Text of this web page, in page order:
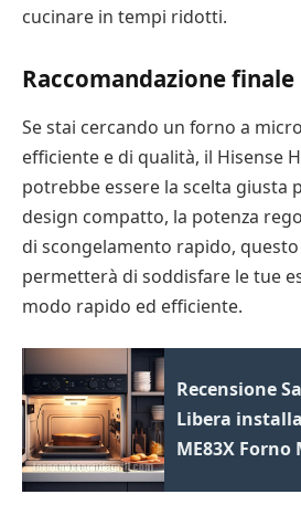
cucinare in tempi ridotti.
Raccomandazione finale
Se stai cercando un forno a
efficiente e di qualità, il Hisense
potrebbe essere la scelta giusta
design compatto, la potenza
di scongelamento rapido,
permetterà di soddisfare le tue
modo rapido ed efficiente.
Recensione
Libera
ME83X